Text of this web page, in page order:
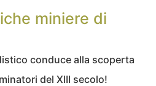
miniere di
conduce alla scoperta
del XIII secolo!